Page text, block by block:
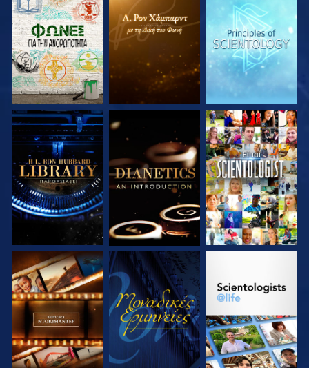
ΕΞΕΡΕΥΝΗΣΤΕ ΤΗ
ΣΕΙΡΑ
ΕΞΕΡΕΥΝΗΣΤΕ ΤΗ
ΣΕΙΡΑ
ΕΞΕΡΕΥΝΗΣΤΕ ΤΗ
ΣΕΙΡΑ
ΕΞΕΡΕΥΝΗΣΤΕ ΤΗ
ΣΕΙΡΑ
ΕΞΕΡΕΥΝΗΣΤΕ ΤΗ
ΣΕΙΡΑ
ΠΑΡΑΚΟΛΟΥΘΗΣΤΕ
ΕΞΕΡΕΥΝΗΣΤΕ ΤΗ
ΣΕΙΡΑ
ΠΑΡΑΚΟΛΟΥΘΗΣΤΕ
ΕΞΕΡΕΥΝΗΣΤΕ ΤΗ